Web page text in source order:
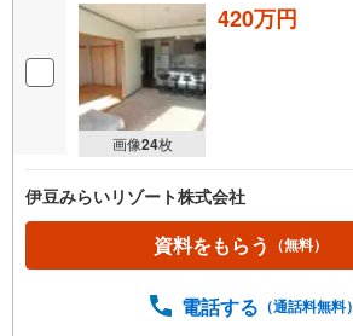
画像24枚
420万円
伊豆みらいリゾート株式会社
資料をもらう （無料）
電話する （通話料無料）